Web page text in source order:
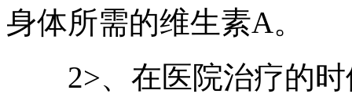
身体所需的维生素A。
2>、在医院治疗的时